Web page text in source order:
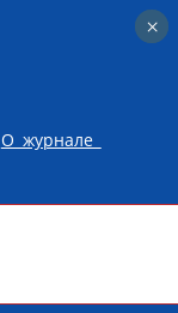
О журнале
×
×